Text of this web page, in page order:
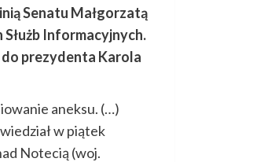
Senatu Małgorzatą
Informacyjnych.
prezydenta Karola
aneksu. (…)
w piątek
Notecią (woj.